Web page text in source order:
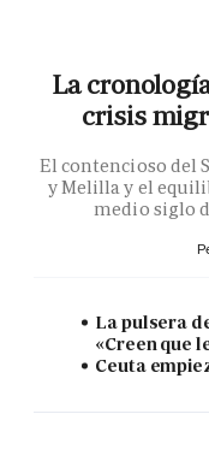
La
crisis
El contencioso del
y Melilla y el
medio siglo
La pulsera
«Creen que
Ceuta